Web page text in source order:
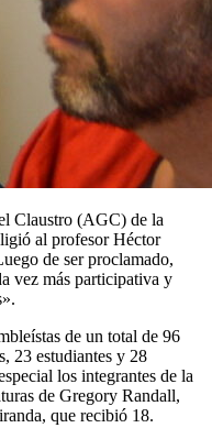
Claustro (AGC) de la
al profesor Héctor
de ser proclamado,
vez más participativa y
de un total de 96
23 estudiantes y 28
los integrantes de la
de Gregory Randall,
que recibió 18.